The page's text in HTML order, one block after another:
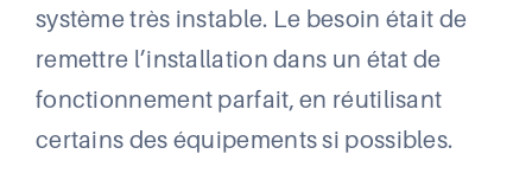
système très instable. Le besoin était de
remettre l’installation dans un état de
fonctionnement parfait, en réutilisant
certains des équipements si possibles.